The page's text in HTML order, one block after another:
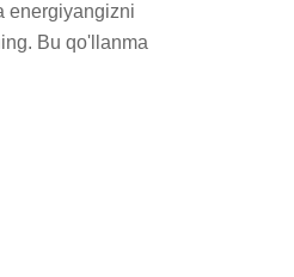
energiyangizni
Bu qo'llanma